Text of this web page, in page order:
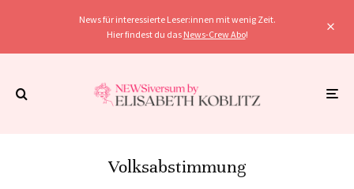
News für interessierte Leser:innen mit wenig Zeit.
Hier findest du das News-Crew Abo!
Volksabstimmung